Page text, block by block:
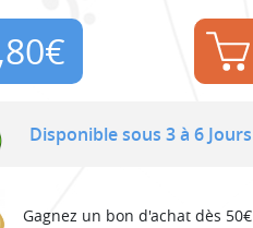
€
Disponible sous 3 à 6 Jours
Gagnez un bon d'achat dès 50€